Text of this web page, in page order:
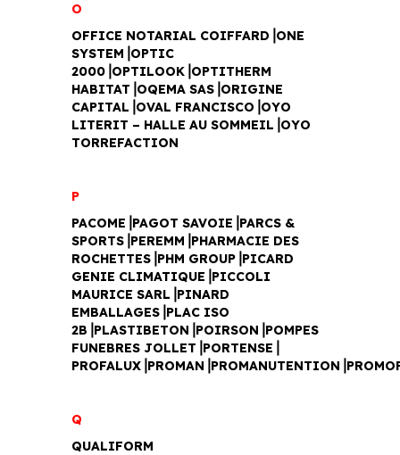
O
OFFICE NOTARIAL COIFFARD⎥ONE
SYSTEM⎥OPTIC
2000⎥OPTILOOK⎥OPTITHERM
HABITAT⎥OQEMA SAS⎥ORIGINE
CAPITAL⎥OVAL FRANCISCO⎥OYO
LITERIT – HALLE AU SOMMEIL⎥OYO
TORREFACTION
P
PACOME⎥PAGOT SAVOIE⎥PARCS &
SPORTS⎥PEREMM⎥PHARMACIE DES
ROCHETTES⎥PHM GROUP⎥PICARD
GENIE CLIMATIQUE⎥PICCOLI
MAURICE SARL⎥PINARD
EMBALLAGES⎥PLAC ISO
2B⎥PLASTIBETON⎥POIRSON⎥POMPES
FUNEBRES JOLLET⎥PORTENSE⎥
Q
QUALIFORM